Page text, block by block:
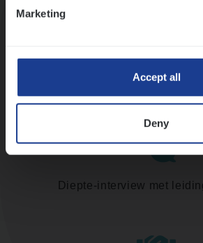
Marketing
Accept all
Deny
Assessment
Diepte-interview met